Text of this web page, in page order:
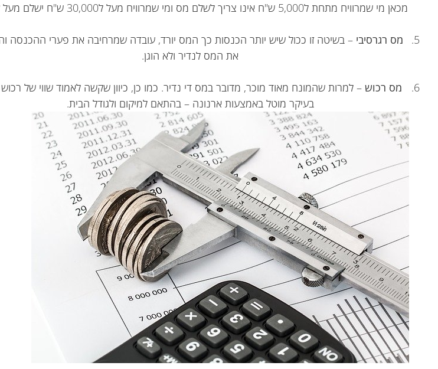
מכאן מי שמרוויח מתחת ל5,000 ש"ח אינו צריך לשלם מס ומי שמרוויח מעל ל30,000 ש"ח ישלם מעל ל40%.
מס רגרסיבי – בשיטה זו ככול שיש יותר הכנסות כך המס יורד, עובדה שמרחיבה את פערי ההכנסה
את המס לנדיר ולא הוגן.
מס רכוש – למרות שהמונח מאוד מוכר, מדובר במס די נדיר. כמו כן, כיוון שקשה לאמוד שווי של
בעיקר מוטל באמצעות ארנונה – בהתאם למיקום ולגודל הבית.